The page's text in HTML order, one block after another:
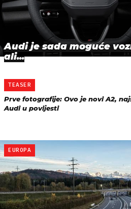
Audi je sada moguće
ali...
TEASER
Prve fotografije: Ovo je novi A2,
Audi u povijesti
EUROPA